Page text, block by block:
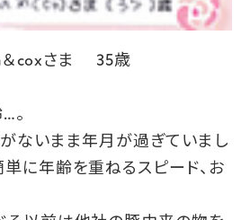
coxさま 35歳
。
がないまま年月が過ぎていまし
に年齢を重ねるスピード、お